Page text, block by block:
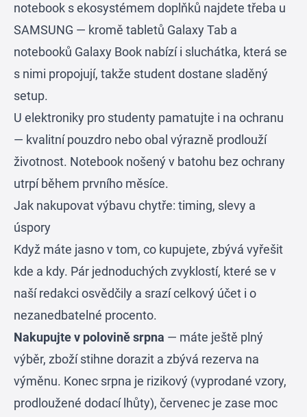
notebook s ekosystémem doplňků najdete třeba u
SAMSUNG — kromě tabletů Galaxy Tab a
notebooků Galaxy Book nabízí i sluchátka, která se
s nimi propojují, takže student dostane sladěný
setup.
U elektroniky pro studenty pamatujte i na ochranu
— kvalitní pouzdro nebo obal výrazně prodlouží
životnost. Notebook nošený v batohu bez ochrany
utrpí během prvního měsíce.
Jak nakupovat výbavu chytře: timing, slevy a
úspory
Když máte jasno v tom, co kupujete, zbývá vyřešit
kde a kdy. Pár jednoduchých zvyklostí, které se v
naší redakci osvědčily a srazí celkový účet i o
nezanedbatelné procento.
Nakupujte v polovině srpna — máte ještě plný
výběr, zboží stihne dorazit a zbývá rezerva na
výměnu. Konec srpna je rizikový (vyprodané vzory,
prodloužené dodací lhůty), červenec je zase moc